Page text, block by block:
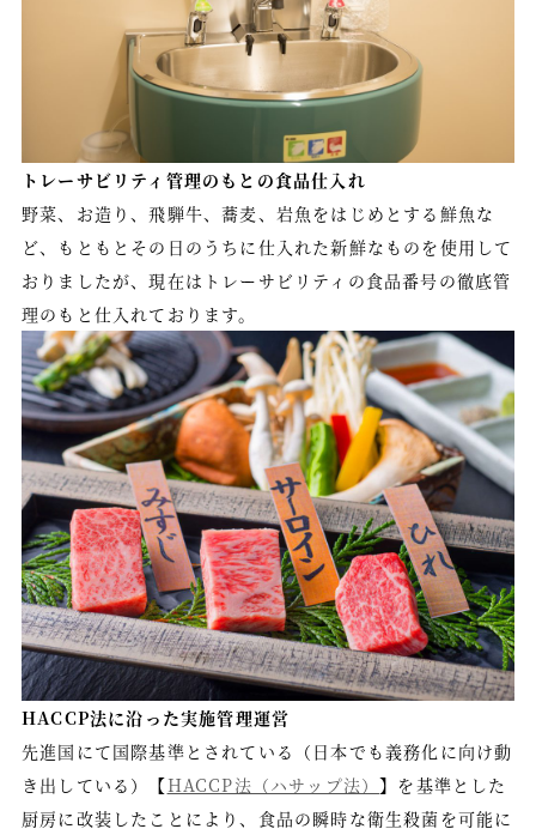
トレーサビリティ管理のもとの食品仕入れ
野菜、お造り、飛騨牛、蕎麦、岩魚をはじめとする鮮魚な
ど、もともとその日のうちに仕入れた新鮮なものを使用して
おりましたが、現在はトレーサビリティの食品番号の徹底管
理のもと仕入れております。
HACCP法に沿った実施管理運営
先進国にて国際基準とされている（日本でも義務化に向け動
き出している）【HACCP法（ハサップ法）】を基準とした
厨房に改装したことにより、食品の瞬時な衛生殺菌を可能に